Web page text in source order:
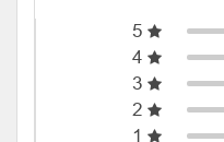
5
4
3
2
1